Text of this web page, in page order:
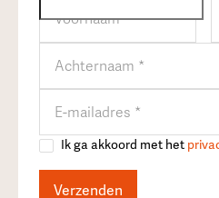
Ik ga akkoord met het